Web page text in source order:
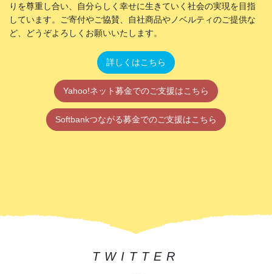
りを尊重し合い、自分らしく幸せに生きていく社会の実現を目指
しています。ご寄付やご協賛、自社商品やノベルティのご提供な
ど、どうぞよろしくお願いいたします。
詳しくはこちら
Yahoo!ネット募金でのご支援はこちら
Softbankつながる募金でのご支援はこちら
TWITTER